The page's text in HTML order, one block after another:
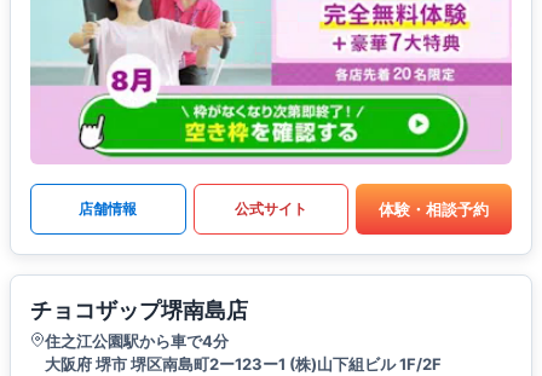
店舗情報 公式サイト 体験・相談予約
チョコザップ堺南島店
住之江公園駅から車で4分
大阪府 堺市 堺区南島町2ー123ー1 (株)山下組ビル 1F/2F